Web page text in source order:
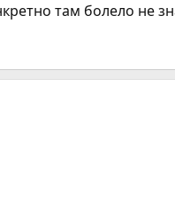
там болело не